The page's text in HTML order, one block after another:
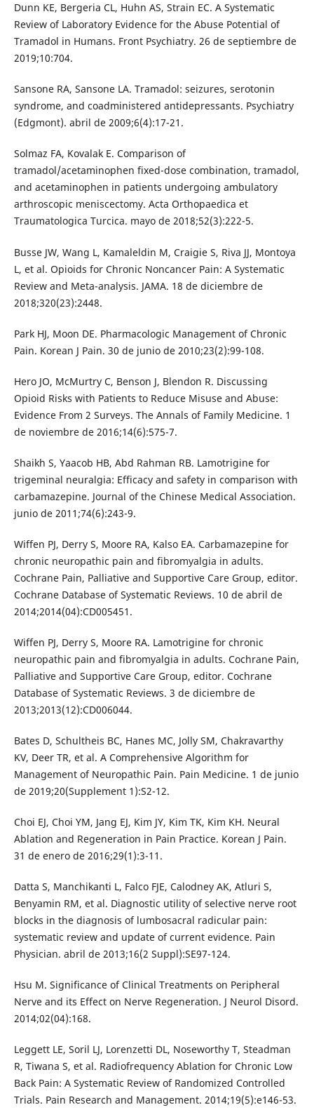
Dunn KE, Bergeria CL, Huhn AS, Strain EC. A Systematic
Review of Laboratory Evidence for the Abuse Potential of
Tramadol in Humans. Front Psychiatry. 26 de septiembre de
2019;10:704.
Sansone RA, Sansone LA. Tramadol: seizures, serotonin
syndrome, and coadministered antidepressants. Psychiatry
(Edgmont). abril de 2009;6(4):17-21.
Solmaz FA, Kovalak E. Comparison of
tramadol/acetaminophen fixed-dose combination, tramadol,
and acetaminophen in patients undergoing ambulatory
arthroscopic meniscectomy. Acta Orthopaedica et
Traumatologica Turcica. mayo de 2018;52(3):222-5.
Busse JW, Wang L, Kamaleldin M, Craigie S, Riva JJ, Montoya
L, et al. Opioids for Chronic Noncancer Pain: A Systematic
Review and Meta-analysis. JAMA. 18 de diciembre de
2018;320(23):2448.
Park HJ, Moon DE. Pharmacologic Management of Chronic
Pain. Korean J Pain. 30 de junio de 2010;23(2):99-108.
Hero JO, McMurtry C, Benson J, Blendon R. Discussing
Opioid Risks with Patients to Reduce Misuse and Abuse:
Evidence From 2 Surveys. The Annals of Family Medicine. 1
de noviembre de 2016;14(6):575-7.
Shaikh S, Yaacob HB, Abd Rahman RB. Lamotrigine for
trigeminal neuralgia: Efficacy and safety in comparison with
carbamazepine. Journal of the Chinese Medical Association.
junio de 2011;74(6):243-9.
Wiffen PJ, Derry S, Moore RA, Kalso EA. Carbamazepine for
chronic neuropathic pain and fibromyalgia in adults.
Cochrane Pain, Palliative and Supportive Care Group, editor.
Cochrane Database of Systematic Reviews. 10 de abril de
2014;2014(04):CD005451.
Wiffen PJ, Derry S, Moore RA. Lamotrigine for chronic
neuropathic pain and fibromyalgia in adults. Cochrane Pain,
Palliative and Supportive Care Group, editor. Cochrane
Database of Systematic Reviews. 3 de diciembre de
2013;2013(12):CD006044.
Bates D, Schultheis BC, Hanes MC, Jolly SM, Chakravarthy
KV, Deer TR, et al. A Comprehensive Algorithm for
Management of Neuropathic Pain. Pain Medicine. 1 de junio
de 2019;20(Supplement 1):S2-12.
Choi EJ, Choi YM, Jang EJ, Kim JY, Kim TK, Kim KH. Neural
Ablation and Regeneration in Pain Practice. Korean J Pain.
31 de enero de 2016;29(1):3-11.
Datta S, Manchikanti L, Falco FJE, Calodney AK, Atluri S,
Benyamin RM, et al. Diagnostic utility of selective nerve root
blocks in the diagnosis of lumbosacral radicular pain:
systematic review and update of current evidence. Pain
Physician. abril de 2013;16(2 Suppl):SE97-124.
Hsu M. Significance of Clinical Treatments on Peripheral
Nerve and its Effect on Nerve Regeneration. J Neurol Disord.
2014;02(04):168.
Leggett LE, Soril LJ, Lorenzetti DL, Noseworthy T, Steadman
R, Tiwana S, et al. Radiofrequency Ablation for Chronic Low
Back Pain: A Systematic Review of Randomized Controlled
Trials. Pain Research and Management. 2014;19(5):e146-53.